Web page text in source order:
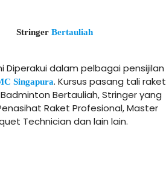
Stringer Bertauliah
Diperakui dalam pelbagai pensijilan
Singapura. Kursus pasang tali raket
Bertauliah, Stringer yang
Raket Profesional, Master
Technician dan lain lain.